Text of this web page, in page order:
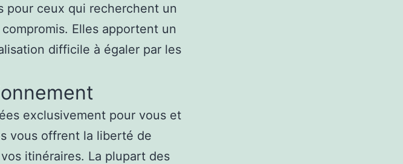
pour ceux qui recherchent un
Elles apportent un
difficile à égaler par les
exclusivement pour vous et
vous offrent la liberté de
itinéraires. La plupart des